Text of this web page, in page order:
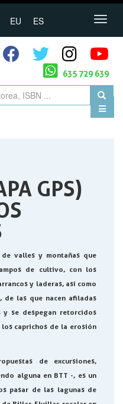
EU ES
635 729 639
GPS)
valles y montañas que
de cultivo, con los
y laderas, así como
de las que nacen afiladas
y se despegan retorcidos
caprichos de la erosión
de excursiones,
alguna en BTT -, es un
pasar de las lagunas de